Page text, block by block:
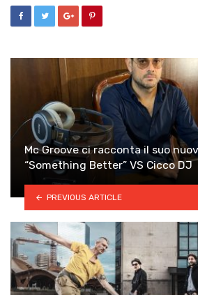
Mc Groove ci racconta il suo
“Something Better” VS Cicco DJ
PREVIOUS ARTICLE